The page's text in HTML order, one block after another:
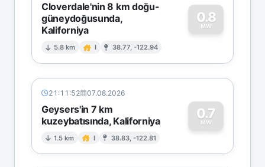
Cloverdale'nin 8 km doğu-
güneydoğusunda,
Kaliforniya
5.8 km I 38.77, -122.94
0.8
MW
0
21:11:52 07.08.2026
Geysers'in 7 km
kuzeybatısında, Kaliforniya
1.5 km I 38.83, -122.81
0.7
MW
0